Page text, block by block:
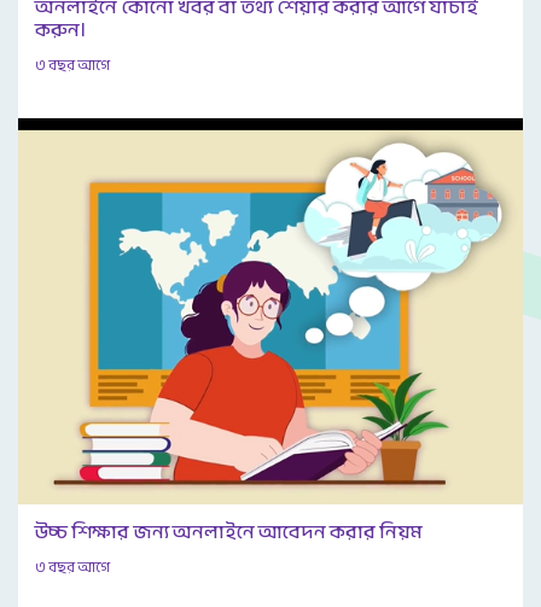
করুন।
৩ বছর আগে
উচ্চ শিক্ষার জন্য অনলাইনে আবেদন করার নিয়ম
৩ বছর আগে